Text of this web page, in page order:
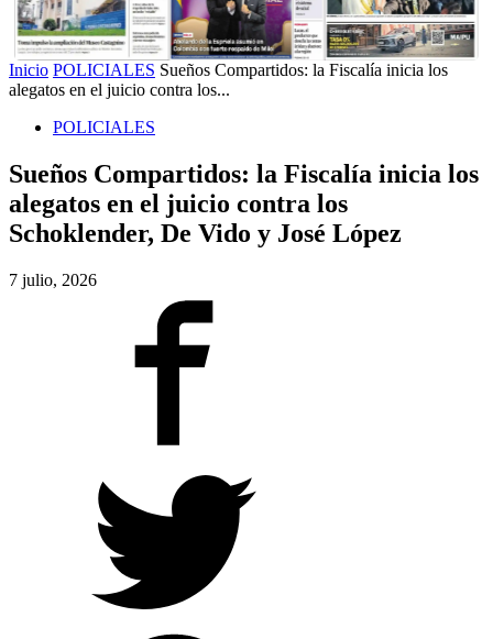
Inicio POLICIALES Sueños Compartidos: la Fiscalía inicia los
alegatos en el juicio contra los...
POLICIALES
Sueños Compartidos: la Fiscalía inicia los
alegatos en el juicio contra los
Schoklender, De Vido y José López
7 julio, 2026